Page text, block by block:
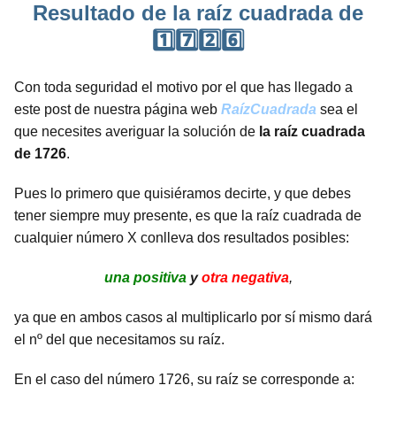
Resultado de la raíz cuadrada de
1️⃣7️⃣2️⃣6️⃣
Con toda seguridad el motivo por el que has llegado a
este post de nuestra página web RaízCuadrada sea el
que necesites averiguar la solución de la raíz cuadrada
de 1726.
Pues lo primero que quisiéramos decirte, y que debes
tener siempre muy presente, es que la raíz cuadrada de
cualquier número X conlleva dos resultados posibles:
una positivayotra negativa,
ya que en ambos casos al multiplicarlo por sí mismo dará
el nº del que necesitamos su raíz.
En el caso del número 1726, su raíz se corresponde a: